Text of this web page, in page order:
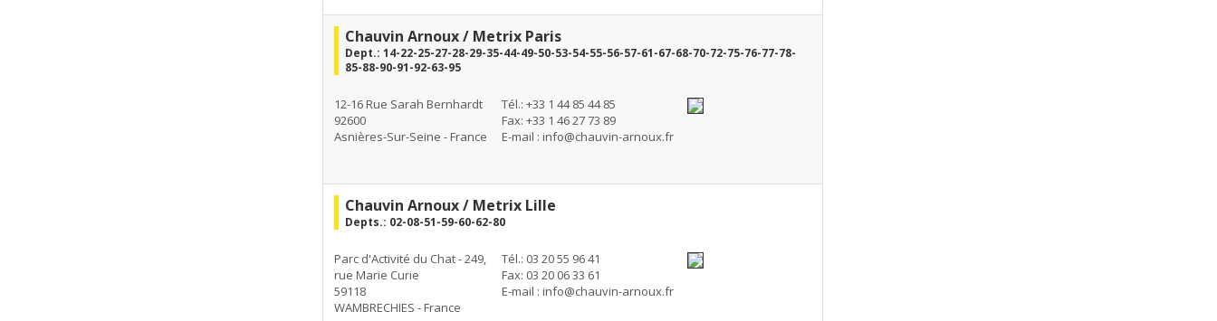
Chauvin Arnoux / Metrix Paris
Dept.: 14-22-25-27-28-29-35-44-49-50-53-54-55-56-57-61-67-68-70-72-75-76-77-78-
85-88-90-91-92-63-95
12-16 Rue Sarah Bernhardt
92600
Asnières-Sur-Seine - France
Tél.: +33 1 44 85 44 85
Fax: +33 1 46 27 73 89
E-mail : info@chauvin-arnoux.fr
Chauvin Arnoux / Metrix Lille
Depts.: 02-08-51-59-60-62-80
Parc d'Activité du Chat - 249,
rue Marie Curie
59118
WAMBRECHIES - France
Tél.: 03 20 55 96 41
Fax: 03 20 06 33 61
E-mail : info@chauvin-arnoux.fr